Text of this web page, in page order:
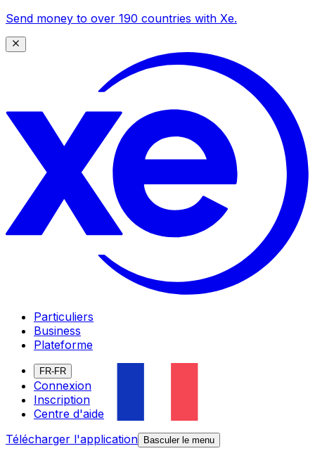
Send money to over 190 countries with Xe.
Particuliers
Business
Plateforme
FR-FR
Connexion
Inscription
Centre d'aide
Télécharger l'application
Basculer le menu